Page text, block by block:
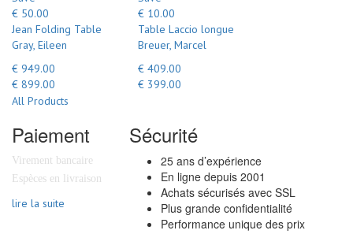
€ 50.00
Jean Folding Table
Gray, Eileen
€ 949.00
€ 899.00
€ 10.00
Table Laccio longue
Breuer, Marcel
€ 409.00
€ 399.00
All Products
Paiement
Virement bancaire
Espèces en livraison
lire la suite
Sécurité
25 ans d’expérience
En ligne depuis 2001
Achats sécurisés avec SSL
Plus grande confidentialité
Performance unique des prix